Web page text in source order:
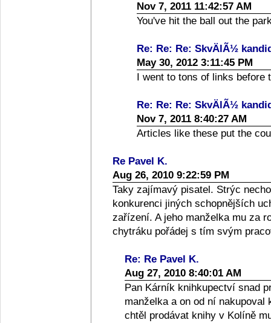
Nov 7, 2011 11:42:57 AM
You've hit the ball out the
Re: Re: Re: SkvÄlÃ½
May 30, 2012 3:11:45 PM
I went to tons of links before
Re: Re: Re: SkvÄlÃ½
Nov 7, 2011 8:40:27 AM
Articles like these put the
Re Pavel K.
Aug 26, 2010 9:22:59 PM
Taky zajímavý pisatel. Strýc
konkurenci jiných schopnějších
zařízení. A jeho manželka mu za
chytráku pořádej s tím svým
Re: Re Pavel K.
Aug 27, 2010 8:40:01 AM
Pan Kárník knihkupectví snad
manželka a on od ní
chtěl prodávat knihy v Kolíně